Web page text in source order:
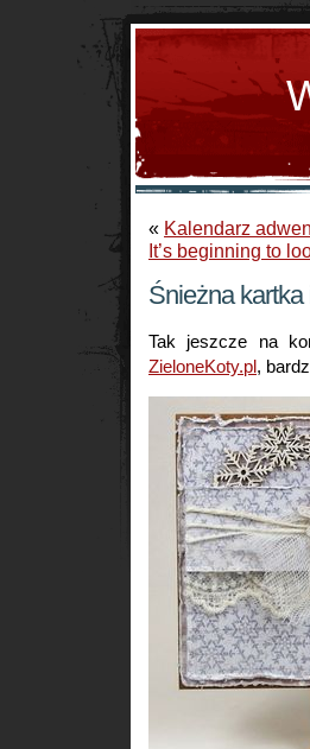
« Kalendarz
It’s beginning to
Śnieżna kartka
Tak jeszcze na
ZieloneKoty.pl,